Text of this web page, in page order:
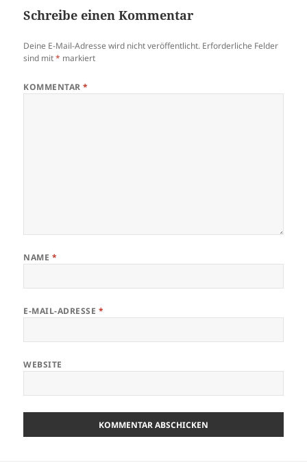
Schreibe einen Kommentar
Deine E-Mail-Adresse wird nicht veröffentlicht. Erforderliche Felder
sind mit* markiert
KOMMENTAR*
NAME *
E-MAIL-ADRESSE *
WEBSITE